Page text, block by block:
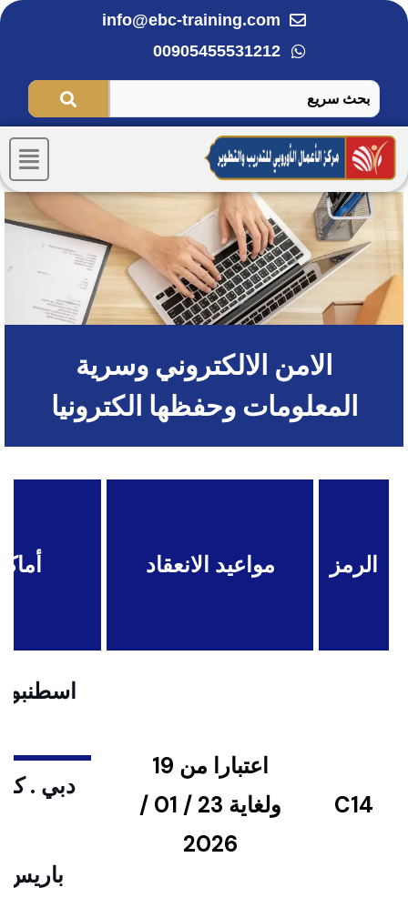
تخطي
info@ebc-training.com
00905455531212
الامن الالكتروني وسرية
المعلومات وحفظها الكترونيا
الرمز مواعيد الانعقاد
C14
اعتبارا من 19
ولغاية 23 / 01 /
2026
دبي .
باريس